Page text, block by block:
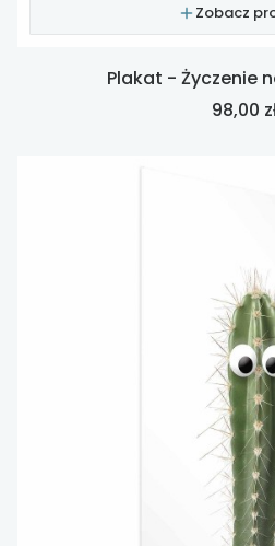
Zobacz
Plakat - Życzenie
Cena
98,00